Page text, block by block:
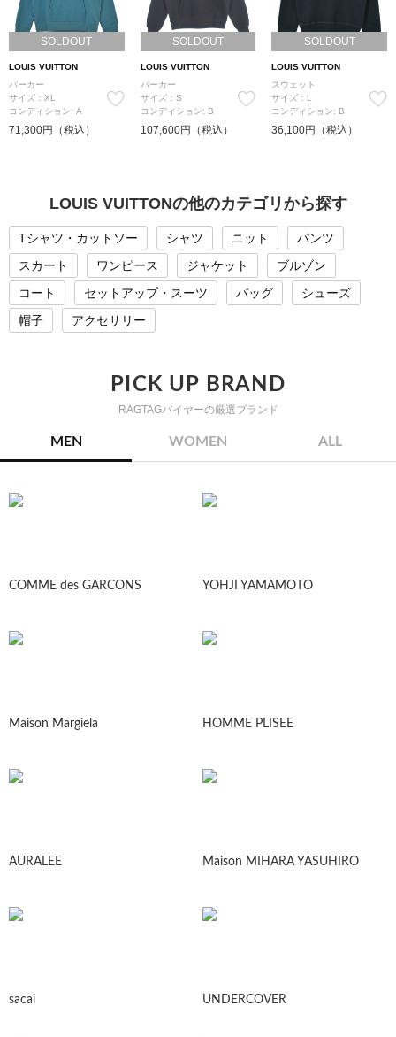
SOLDOUT
LOUIS VUITTON
パーカー
サイズ：XL
コンディション: A
71,300円（税込）
SOLDOUT
LOUIS VUITTON
パーカー
サイズ：S
コンディション: B
107,600円（税込）
SOLDOUT
LOUIS VUITTON
スウェット
サイズ：L
コンディション: B
36,100円（税込）
LOUIS VUITTONの他のカテゴリから探す
Tシャツ・カットソー シャツ ニット
パンツ
スカート
ワンピース ジャケット
ブルゾン
コート
セットアップ・スーツ バッグ
シューズ
帽子
アクセサリー
PICK UP BRAND
RAGTAGバイヤーの厳選ブランド
MEN WOMEN ALL
COMME des GARCONS YOHJI YAMAMOTO
Maison Margiela HOMME PLISEE
AURALEE Maison MIHARA YASUHIRO
sacai UNDERCOVER